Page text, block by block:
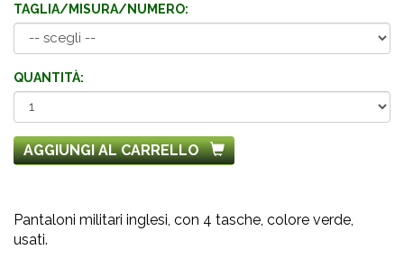
TAGLIA/MISURA/NUMERO:
QUANTITÀ:
AGGIUNGI AL CARRELLO
Pantaloni militari inglesi, con 4 tasche, colore verde,
usati.